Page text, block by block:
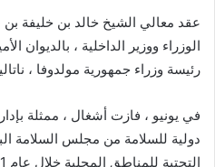
عقد معالي الشيخ خالد بن خليفة
الوزراء ووزير الداخلية ، بالديوان
رئيسة وزراء جمهورية مولدوفا ،
في يونيو ، فازت أشغال ، ممثلة
دولية للسلامة من مجلس السلامة
التحتية للمناطق المحلية خلال عام 2021.